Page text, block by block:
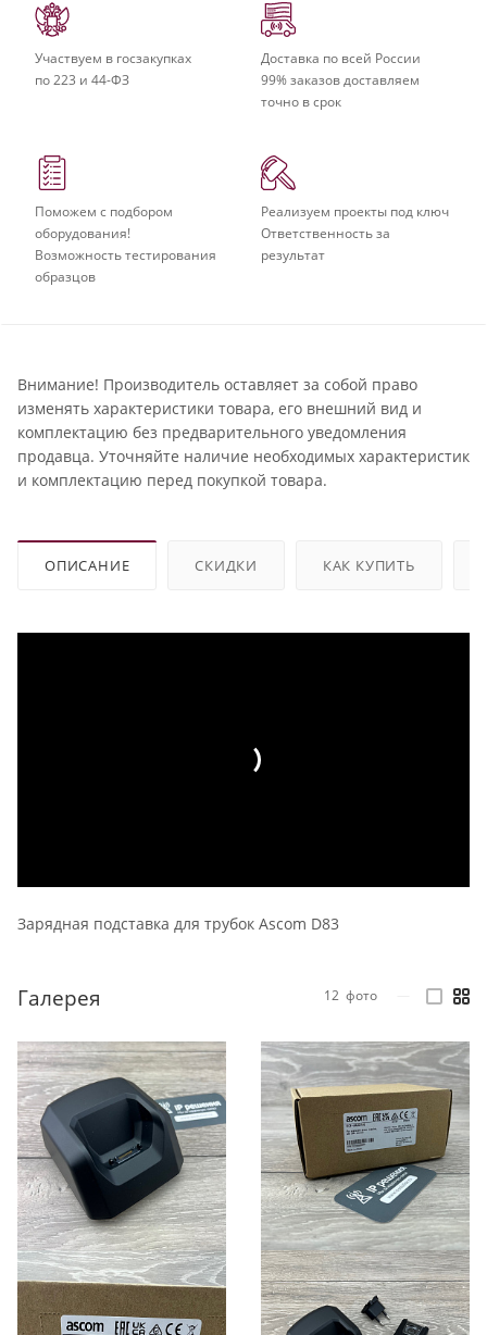
Участвуем в госзакупках
по 223 и 44-ФЗ
Доставка по всей России
99% заказов доставляем
точно в срок
Поможем с подбором
оборудования!
Возможность тестирования
образцов
Реализуем проекты под ключ
Ответственность за
результат
Внимание! Производитель оставляет за собой право
изменять характеристики товара, его внешний вид и
комплектацию без предварительного уведомления
продавца. Уточняйте наличие необходимых характеристик
и комплектацию перед покупкой товара.
ОПИСАНИЕ СКИДКИ КАК КУПИТЬ
Зарядная подставка для трубок Ascom D83
Галерея 12 фото